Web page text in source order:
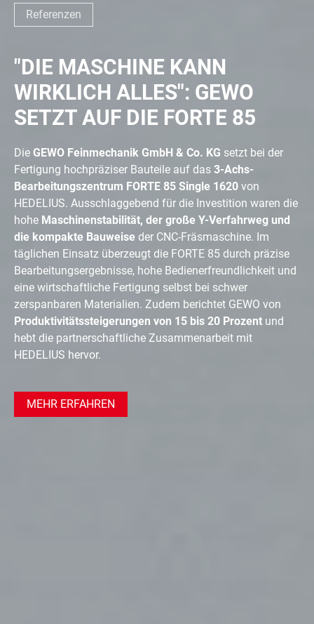
Referenzen
"DIE MASCHINE KANN
WIRKLICH ALLES": GEWO
SETZT AUF DIE FORTE 85
Die GEWO Feinmechanik GmbH & Co. KG setzt bei der
Fertigung hochpräziser Bauteile auf das 3-Achs-
Bearbeitungszentrum FORTE 85 Single 1620 von
HEDELIUS. Ausschlaggebend für die Investition waren die
hohe Maschinenstabilität, der große Y-Verfahrweg und
die kompakte Bauweise der CNC-Fräsmaschine. Im
täglichen Einsatz überzeugt die FORTE 85 durch präzise
Bearbeitungsergebnisse, hohe Bedienerfreundlichkeit und
eine wirtschaftliche Fertigung selbst bei schwer
zerspanbaren Materialien. Zudem berichtet GEWO von
Produktivitätssteigerungen von 15 bis 20 Prozent und
hebt die partnerschaftliche Zusammenarbeit mit
HEDELIUS hervor.
MEHR ERFAHREN